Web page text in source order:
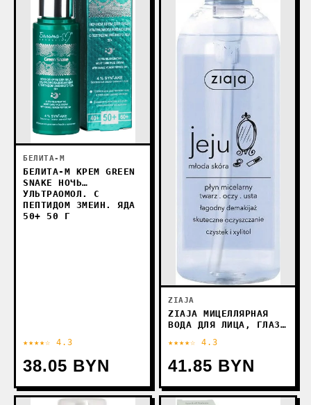
БЕЛИТА-М
БЕЛИТА-М КРЕМ GREEN
SNAKE НОЧЬ
УЛЬТРАОМОЛ. С
ПЕПТИДОМ ЗМЕИН. ЯДА
50+ 50 Г
★★★★☆ 4.3
38.05 BYN
ZIAJA
ZIAJA МИЦЕЛЛЯРНАЯ
ВОДА ДЛЯ ЛИЦА, ГЛАЗ
★★★★☆ 4.3
41.85 BYN